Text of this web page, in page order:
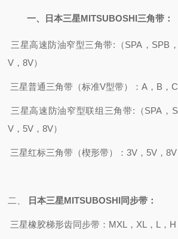
一、 日本三星MITSUBOSHI三角带：
三星高速防油窄型三角带: （SPA，SPB
V，8V）
三星普通三角带（标准V型带）：A，B，
三星高速防油窄型联组三角带: （SPA，
V，5V，8V）
三星红标三角带（楔形带）：3V，5V，8V
二、 日本三星MITSUBOSHI同步带：
三星橡胶梯形齿同步带： MXL，XL，L，